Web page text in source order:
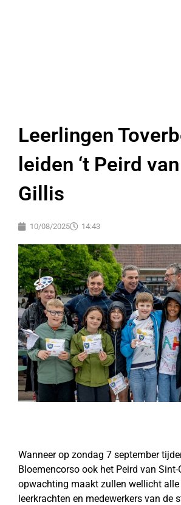
Leerlingen
leiden ‘t Peird
Gillis
10/08/2025 14:43
Wanneer op zondag 7 september
Bloemencorso ook het Peird van
opwachting maakt zullen wellicht alle
leerkrachten en medewerkers van de